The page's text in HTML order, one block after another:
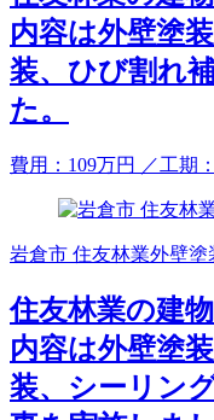
内容は外壁塗
装、ひび割れ
た。
費用： 109万円 ／工期
岩倉市 住友林業外壁塗
住友林業の建
内容は外壁塗
装、シーリン